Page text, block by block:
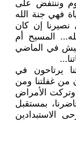
وننتفض على
فهي جنة الله
نصيرنا إن كان
المسيح أم
في الماضي
يرتاحون في
غفلتنا ومن
وتركت الأمراض
بمستقبل
الاستبدادين